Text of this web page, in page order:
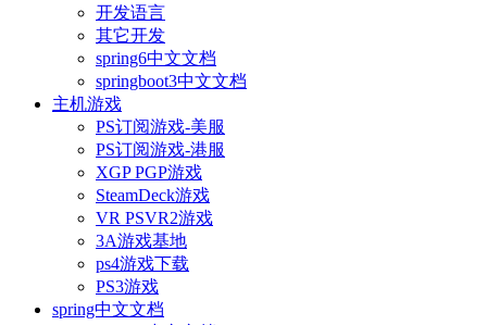
开发语言
其它开发
spring6中文文档
springboot3中文文档
主机游戏
PS订阅游戏-美服
PS订阅游戏-港服
XGP PGP游戏
SteamDeck游戏
VR PSVR2游戏
3A游戏基地
ps4游戏下载
PS3游戏
spring中文文档